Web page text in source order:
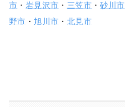
市 ・ 岩見沢市 ・ 三笠市・砂川市
野市 ・ 旭川市 ・ 北見市